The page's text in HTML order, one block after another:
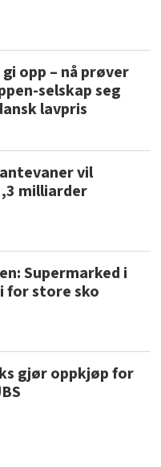
opp – nå prøver
selskap seg
lavpris
vil
milliarder
Supermarked i
for store sko
gjør oppkjøp for